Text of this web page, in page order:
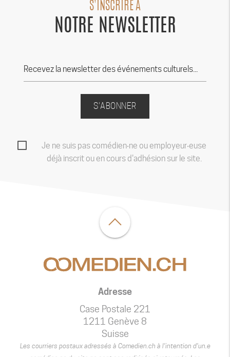
S'INSCRIRE À
NOTRE NEWSLETTER
S'ABONNER
Je ne suis pas comédien‧ne ou employeur‧euse
déjà inscrit ou en cours d'adhésion sur le site.
Adresse
Case Postale 221
1211 Genève 8
Suisse
Les courriers postaux adressés à Comedien.ch à l’intention d’un.e